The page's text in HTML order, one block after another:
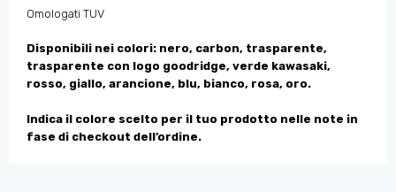
Omologati TUV
Disponibili nei colori: nero, carbon, trasparente,
trasparente con logo goodridge, verde kawasaki,
rosso, giallo, arancione, blu, bianco, rosa, oro.
Indica il colore scelto per il tuo prodotto nelle note in
fase di checkout dell’ordine.